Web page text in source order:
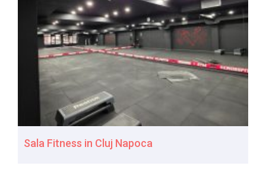
Sala Fitness in Cluj Napoca